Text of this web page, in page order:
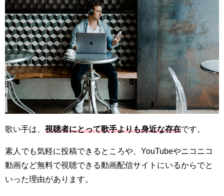
歌い手は、 視聴者にとって歌手よりも身近な存在です。
素人でも気軽に投稿できるところや、YouTubeやニコニコ
動画など無料で視聴できる動画配信サイトにいるからでと
いった理由があります。